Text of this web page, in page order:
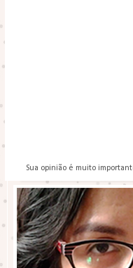
Sua opinião é muito